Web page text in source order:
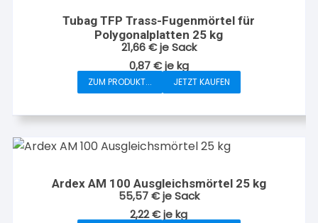
Tubag TFP Trass-Fugenmörtel für
Polygonalplatten 25 kg
21,66€je Sack
0,87€jekg
ZUM PRODUKT... JETZT KAUFEN
Ardex AM 100 Ausgleichsmörtel 25 kg
55,57€je Sack
2,22€jekg